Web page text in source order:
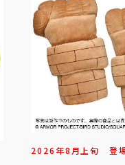
2026年8月上旬 登